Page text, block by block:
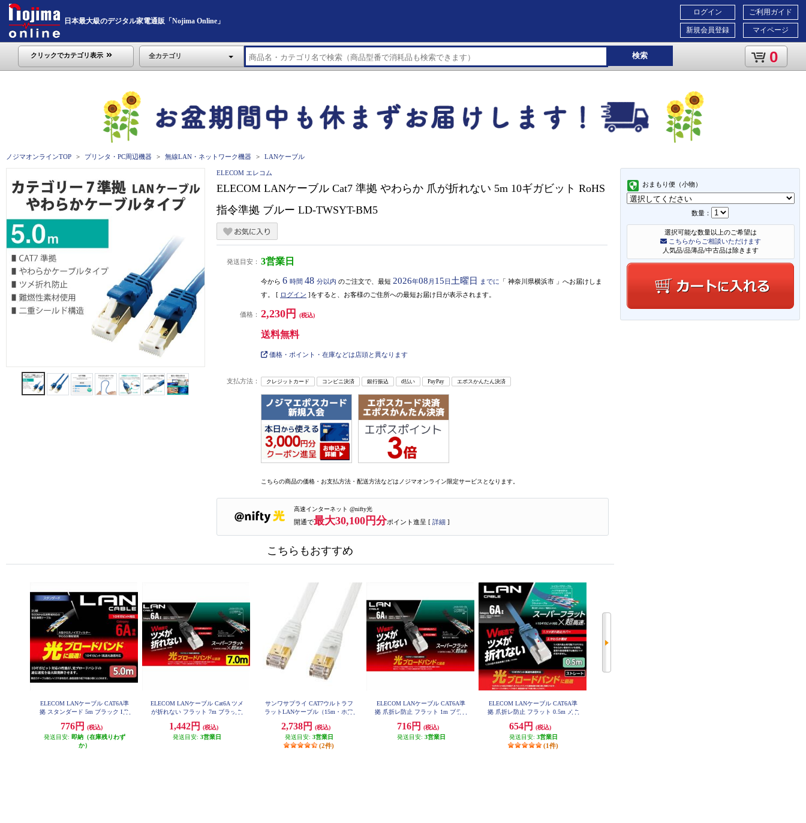
日本最大級のデジタル家電通販「Nojima Online」
ご利用ガイド
マイページ
ログイン
新規会員登録
クリックでカテゴリ表示 全カテゴリ 検索 0
ノジマオンラインTOP プリンタ・PC周辺機器 無線LAN・ネットワーク機器 LANケーブル
おまもり便（小物）
数量：
選択可能な数量以上のご希望は
こちらからご相談いただけます
人気品/品薄品/中古品は除きます
ELECOM エレコム
ELECOM LANケーブル Cat7 準拠 やわらか 爪が折れない 5m 10ギガビット RoHS
指令準拠 ブルー LD-TWSYT-BM5
発送目安： 3営業日
今から 6 時間 48 分以内 のご注文で、最短 2026年08 月 15日 土曜日 までに 「 神奈川県横浜市 」 へお届けしま
す。 [ ログイン ]をすると、お客様のご住所への最短お届け日が表示されます。
価格： 2,230円 (税込)
送料無料
価格・ポイント・在庫などは店頭と異なります
支払方法： クレジットカード コンビニ決済 銀行振込 d払い PayPay エポスかんたん決済
こちらの商品の価格・お支払方法・配送方法などはノジマオンライン限定サービスとなります。
高速インターネット @nifty光
開通で最大30,100円分ポイント進呈 [ 詳細 ]
こちらもおすすめ
ELECOM LANケーブル CAT6A準
拠 スタンダード 5m ブラック LD-
776円
(税込)
発送目安: 即納（在庫残りわず
か）
ELECOM LANケーブル Cat6A ツメ
が折れない フラット 7m ブラック
拠(10物質) LD-GFAT-BK70
1,442円
(税込)
発送目安: 3営業日
サンワサプライ CAT7ウルトラフ
ラットLANケーブル（15m・ホワ
2,738円
(税込)
発送目安: 3営業日
(2件)
ELECOM LANケーブル CAT6A準
拠 爪折レ防止 フラット 1m ブラッ
716円
(税込)
発送目安: 3営業日
ELECOM LANケーブル CAT6A準
拠 爪折レ防止 フラット 0.5m メタ
654円
(税込)
発送目安: 3営業日
(1件)